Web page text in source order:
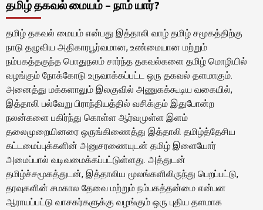
தமிழ் தகவல் மையம் – நாம் யார்?
தமிழ் தகவல் மையம் என்பது இத்தாலி வாழ் தமிழ் சமூகத்திற்கு
நாடு தழுவிய அதிகாரபூர்வமான, உண்மையான மற்றும்
நம்பகத்தகுந்த பொதுநலம் சார்ந்த தகவல்களை தமிழ் மொழியில்
வழங்கும் நோக்கோடு உருவாக்கப்பட்ட ஒரு தகவல் தளமாகும்.
அனைத்து மக்களாலும் இலகுவில் அணுகக்கூடிய வகையில்,
இத்தாலி பல்வேறு பிராந்தியத்தில் வசிக்கும் இதுபோன்ற
நலன்களை பகிர்ந்து கொள்ள ஆர்வமுள்ள இளம்
தலைமுறையினரை ஒருங்கிணைத்து இத்தாலி தமிழ்த்தேசிய
கட்டமைப்புக்களின் அனுசரணையுடன் தமிழ் இளையோர்
அமைப்பால் வடிவமைக்கப்பட்டுள்ளது. அத்துடன்
தமிழ்ச்சமூகத்துடன், இத்தாலிய மூலங்களிலிருந்து பெறப்பட்டு,
தரவுகளின் சமகால தேவை மற்றும் நம்பகத்தன்மை என்பன
ஆராயப்பட்டு வாசகர்களுக்கு வழங்கும் ஒரு புதிய தளமாக